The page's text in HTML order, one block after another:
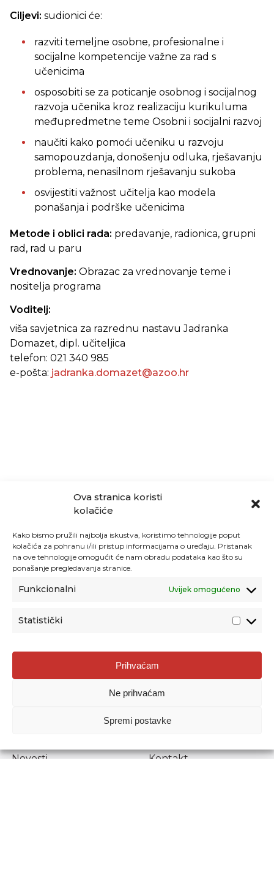
Ova stranica koristi
kolačiće
Kako bismo pružili najbolja iskustva, koristimo tehnologije poput
kolačića za pohranu i/ili pristup informacijama o uređaju. Pristanak
na ove tehnologije omogućit će nam obradu podataka kao što su
ponašanje pregledavanja stranice.
Funkcionalni Uvijek omogućeno
Statistički
Prihvaćam
Ne prihvaćam
Spremi postavke
Ciljevi: sudionici će:
razviti temeljne osobne, profesionalne i
socijalne kompetencije važne za rad s
učenicima
osposobiti se za poticanje osobnog i socijalnog
razvoja učenika kroz realizaciju kurikuluma
međupredmetne teme Osobni i socijalni razvoj
naučiti kako pomoći učeniku u razvoju
samopouzdanja, donošenju odluka, rješavanju
problema, nenasilnom rješavanju sukoba
osvijestiti važnost učitelja kao modela
ponašanja i podrške učenicima
Metode i oblici rada: predavanje, radionica, grupni
rad, rad u paru
Vrednovanje: Obrazac za vrednovanje teme i
nositelja programa
Voditelj:
viša savjetnica za razrednu nastavu Jadranka
Domazet, dipl. učiteljica
telefon: 021 340 985
e-pošta: jadranka.domazet@azoo.hr
Agencija za odgoj i obrazovanje
Donje Svetice 38, 10000 Zagreb
1778129
Prenošenje sadržaja dopušteno je uz navođenje izvora.
Novosti
Kontakt